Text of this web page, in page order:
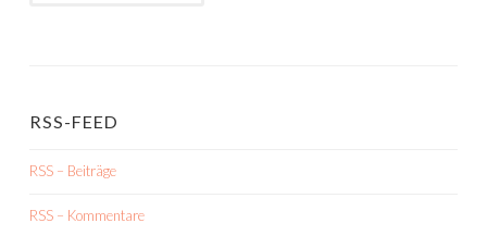
RSS-FEED
RSS – Beiträge
RSS – Kommentare